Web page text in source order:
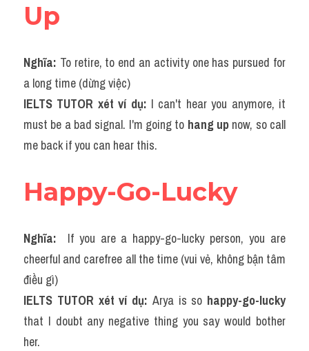
Reading
Vocabulary
Up
Nghĩa: To retire, to end an activity one has pursued for
a long time (dừng việc)
IELTS TUTOR xét ví dụ: I can't hear you anymore, it
must be a bad signal. I'm going to hang up now, so call
me back if you can hear this.
Happy-Go-Lucky
Nghĩa:
If you are a happy-go-lucky person, you are
cheerful and carefree all the time (vui vẻ, không bận tâm
điều gì)
IELTS TUTOR xét ví dụ: Arya is so happy-go-lucky
that I doubt any negative thing you say would bother
her.